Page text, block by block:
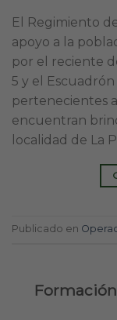
El Regimiento
apoyo a la
por el reciente
5 y el
pertenecientes
encuentran
localidad de La
Publicado en